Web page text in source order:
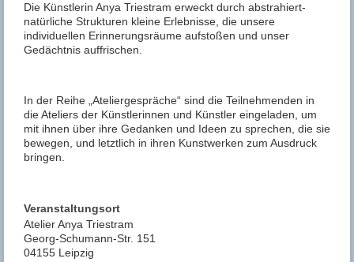
Die Künstlerin Anya Triestram erweckt durch abstrahiert-
natürliche Strukturen kleine Erlebnisse, die unsere
individuellen Erinnerungsräume aufstoßen und unser
Gedächtnis auffrischen.
In der Reihe „Ateliergespräche“ sind die Teilnehmenden in
die Ateliers der Künstlerinnen und Künstler eingeladen, um
mit ihnen über ihre Gedanken und Ideen zu sprechen, die sie
bewegen, und letztlich in ihren Kunstwerken zum Ausdruck
bringen.
Veranstaltungsort
Atelier Anya Triestram
Georg-Schumann-Str. 151
04155 Leipzig